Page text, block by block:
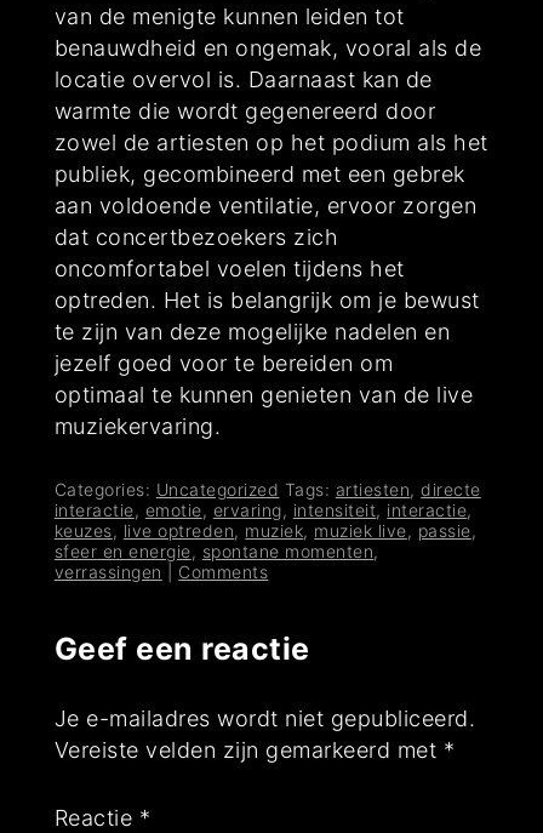
van de menigte kunnen leiden tot
benauwdheid en ongemak, vooral als de
locatie overvol is. Daarnaast kan de
warmte die wordt gegenereerd door
zowel de artiesten op het podium als het
publiek, gecombineerd met een gebrek
aan voldoende ventilatie, ervoor zorgen
dat concertbezoekers zich
oncomfortabel voelen tijdens het
optreden. Het is belangrijk om je bewust
te zijn van deze mogelijke nadelen en
jezelf goed voor te bereiden om
optimaal te kunnen genieten van de live
muziekervaring.
Categories: Uncategorized Tags: artiesten,directe
interactie, emotie, ervaring, intensiteit, interactie,
keuzes, live optreden, muziek, muziek live, passie,
sfeer en energie, spontane momenten,
verrassingen
Comments
Geef een reactie
Je e-mailadres wordt niet gepubliceerd.
Vereiste velden zijn gemarkeerd met *
Reactie *